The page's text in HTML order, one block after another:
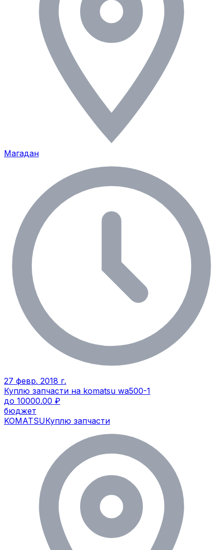
Магадан
27 февр. 2018 г.
Куплю запчасти на komatsu wa500-1
до 10000.00 ₽
бюджет
KOMATSUКуплю запчасти